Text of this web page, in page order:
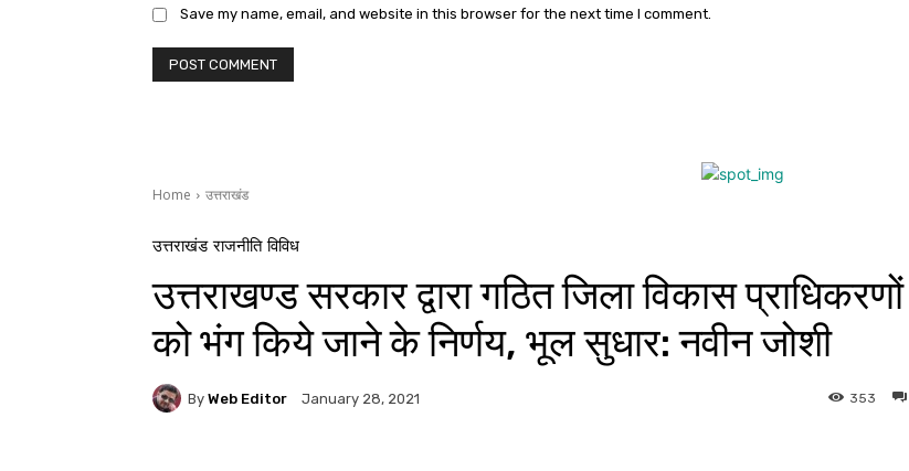
Save my name, email, and website in this browser for the next time I comment.